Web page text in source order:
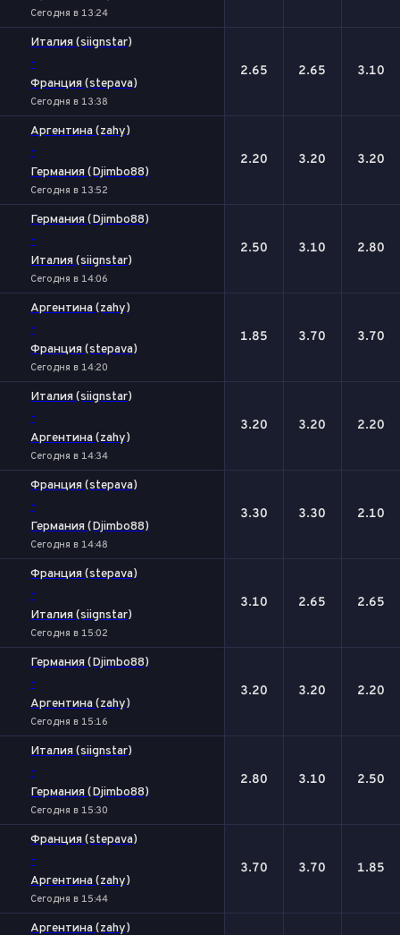
Сегодня в 13:24
Италия (siignstar)
-
Франция (stepava)
Сегодня в 13:38
2.65 2.65 3.10
Аргентина (zahy)
-
Германия (Djimbo88)
Сегодня в 13:52
2.20 3.20 3.20
Германия (Djimbo88)
-
Италия (siignstar)
Сегодня в 14:06
2.50 3.10 2.80
Аргентина (zahy)
-
Франция (stepava)
Сегодня в 14:20
1.85 3.70 3.70
Италия (siignstar)
-
Аргентина (zahy)
Сегодня в 14:34
3.20 3.20 2.20
Франция (stepava)
-
Германия (Djimbo88)
Сегодня в 14:48
3.30 3.30 2.10
Франция (stepava)
-
Италия (siignstar)
Сегодня в 15:02
3.10 2.65 2.65
Германия (Djimbo88)
-
Аргентина (zahy)
Сегодня в 15:16
3.20 3.20 2.20
Италия (siignstar)
-
Германия (Djimbo88)
Сегодня в 15:30
2.80 3.10 2.50
Франция (stepava)
-
Аргентина (zahy)
Сегодня в 15:44
3.70 3.70 1.85
Аргентина (zahy)